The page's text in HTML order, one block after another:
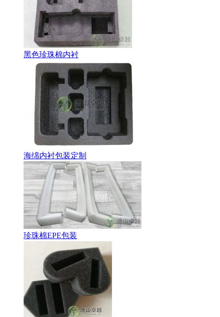
黑色珍珠棉内衬
海绵内衬包装定制
珍珠棉EPE包装